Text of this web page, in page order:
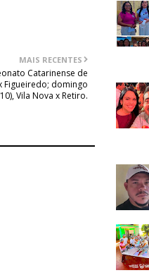
MAIS RECENTES
Catarinense de
Figueiredo; domingo
Vila Nova x Retiro.